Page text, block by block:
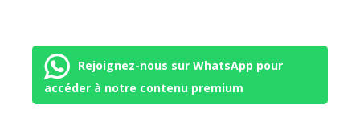
Rejoignez-nous sur WhatsApp pour
accéder à notre contenu premium